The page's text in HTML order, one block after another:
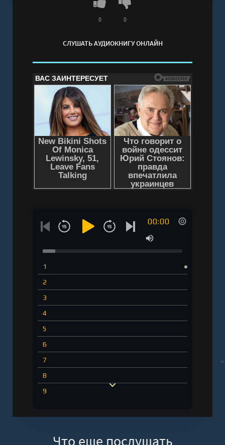
противостоять. Поэтому в аудиокнигу
добавлены главы «Распространенные схемы
безопасности».
Слушать аудиокнигу "Троллинг телефонных
мошенников - Александр Ключенко" онлайн
бесплатно без регистрации - полная версия
СЛУШАТЬ АУДИОКНИГУ ОНЛАЙН
0 0
00:00
1
2
3
4
5
6
7
8
9
Что еще послушать